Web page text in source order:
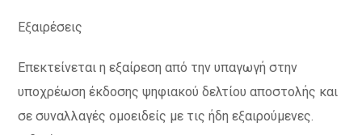
Εξαιρέσεις
Επεκτείνεται η εξαίρεση από την υπαγωγή στην
υποχρέωση έκδοσης ψηφιακού δελτίου αποστολής και
σε συναλλαγές ομοειδείς με τις ήδη εξαιρούμενες.